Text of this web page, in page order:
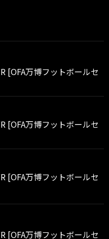
[OFA万博フットボールセ
[OFA万博フットボールセ
[OFA万博フットボールセ
[OFA万博フットボールセ